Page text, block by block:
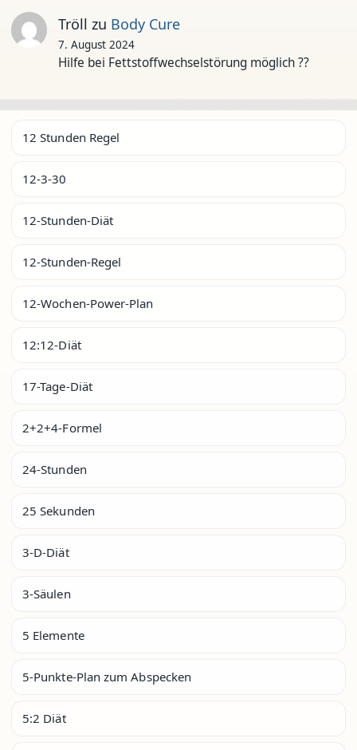
Tröll zu Body Cure
7. August 2024
Hilfe bei Fettstoffwechselstörung möglich ??
12 Stunden Regel
12-3-30
12-Stunden-Diät
12-Stunden-Regel
12-Wochen-Power-Plan
12:12-Diät
17-Tage-Diät
2+2+4-Formel
24-Stunden
25 Sekunden
3-D-Diät
3-Säulen
5 Elemente
5-Punkte-Plan zum Abspecken
5:2 Diät